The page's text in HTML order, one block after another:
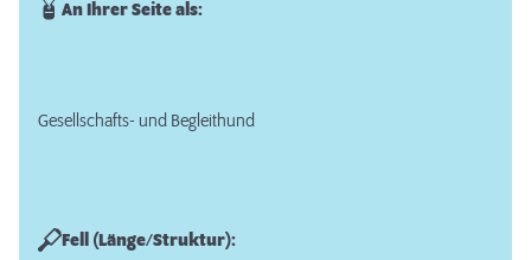
An Ihrer Seite als:
Gesellschafts- und Begleithund
Fell (Länge/Struktur):